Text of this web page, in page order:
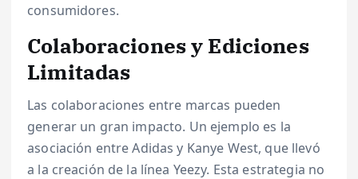
consumidores.
Colaboraciones y Ediciones
Limitadas
Las colaboraciones entre marcas pueden
generar un gran impacto. Un ejemplo es la
asociación entre Adidas y Kanye West, que llevó
a la creación de la línea Yeezy. Esta estrategia no